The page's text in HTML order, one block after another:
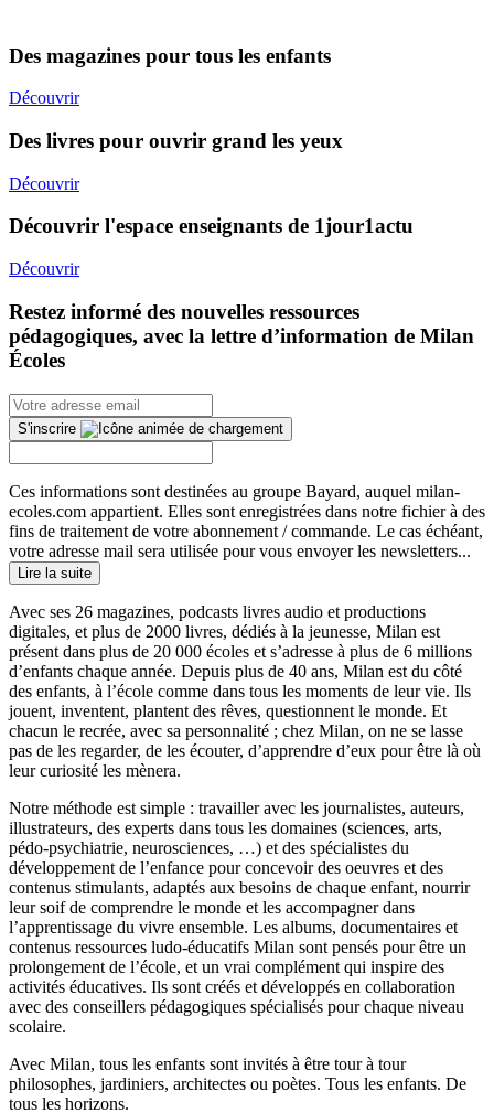
Des magazines pour tous les enfants
Découvrir
Des livres pour ouvrir grand les yeux
Découvrir
Découvrir l'espace enseignants de 1jour1actu
Découvrir
Restez informé des nouvelles ressources
pédagogiques, avec la lettre d’information de Milan
Écoles
S'inscrire
Ces informations sont destinées au groupe Bayard, auquel milan-
ecoles.com appartient. Elles sont enregistrées dans notre fichier à des
fins de traitement de votre abonnement / commande. Le cas échéant,
votre adresse mail sera utilisée pour vous envoyer les newsletters...
Lire la suite
Avec ses 26 magazines, podcasts livres audio et productions
digitales, et plus de 2000 livres, dédiés à la jeunesse, Milan est
présent dans plus de 20 000 écoles et s’adresse à plus de 6 millions
d’enfants chaque année. Depuis plus de 40 ans, Milan est du côté
des enfants, à l’école comme dans tous les moments de leur vie. Ils
jouent, inventent, plantent des rêves, questionnent le monde. Et
chacun le recrée, avec sa personnalité ; chez Milan, on ne se lasse
pas de les regarder, de les écouter, d’apprendre d’eux pour être là où
leur curiosité les mènera.
Notre méthode est simple : travailler avec les journalistes, auteurs,
illustrateurs, des experts dans tous les domaines (sciences, arts,
pédo-psychiatrie, neurosciences, …) et des spécialistes du
développement de l’enfance pour concevoir des oeuvres et des
contenus stimulants, adaptés aux besoins de chaque enfant, nourrir
leur soif de comprendre le monde et les accompagner dans
l’apprentissage du vivre ensemble. Les albums, documentaires et
contenus ressources ludo-éducatifs Milan sont pensés pour être un
prolongement de l’école, et un vrai complément qui inspire des
activités éducatives. Ils sont créés et développés en collaboration
avec des conseillers pédagogiques spécialisés pour chaque niveau
scolaire.
Avec Milan, tous les enfants sont invités à être tour à tour
philosophes, jardiniers, architectes ou poètes. Tous les enfants. De
tous les horizons.